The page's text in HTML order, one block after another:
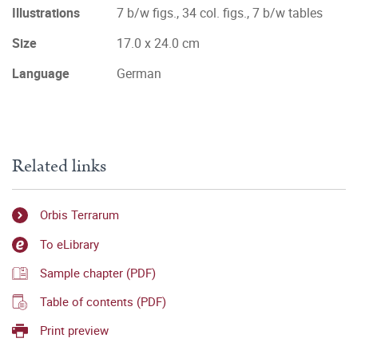
Illustrations
7 b/w figs., 34 col. figs., 7 b/w tables
Size
17.0 x 24.0 cm
Language
German
Related links
Orbis Terrarum
To eLibrary
Sample chapter (PDF)
Table of contents (PDF)
Print preview